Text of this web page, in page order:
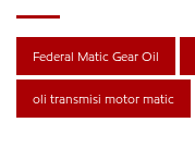
Federal Matic Gear Oil
oli transmisi motor matic